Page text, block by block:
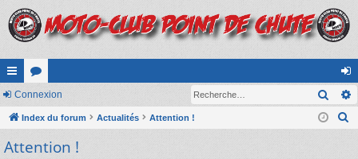
cc
ès
ra
or
u
on
ne
Connexion
Index du forum Actualités Attention !
Attention !